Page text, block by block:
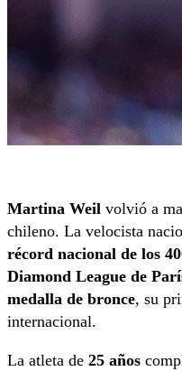
Martina Weil volvió a
chileno. La velocista
récord nacional de los
Diamond League de
medalla de bronce, su
internacional.
La atleta de 25 años